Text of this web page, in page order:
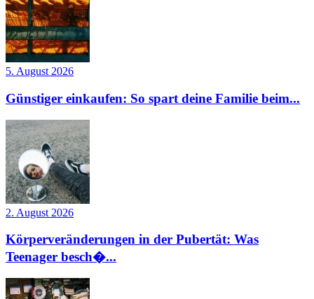
5. August 2026
Günstiger einkaufen: So spart deine Familie beim...
2. August 2026
Körperveränderungen in der Pubertät: Was
Teenager besch�...